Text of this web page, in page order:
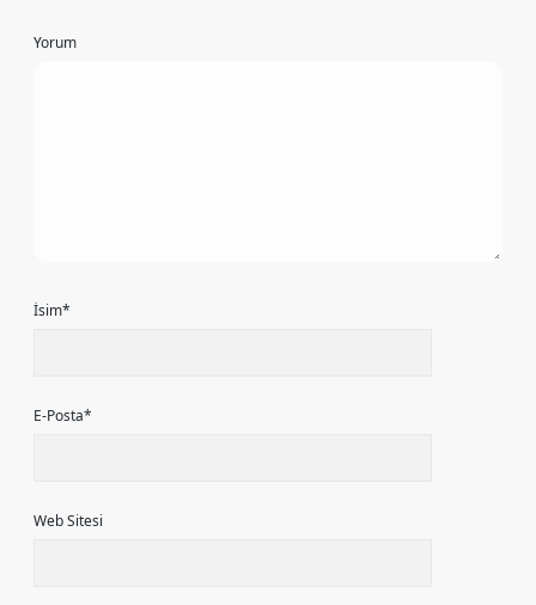
Yorum
İsim*
E-Posta*
Web Sitesi